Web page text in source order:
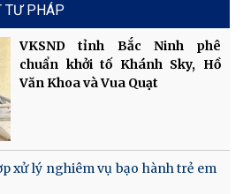
TƯ PHÁP
VKSND tỉnh Bắc Ninh phê
chuẩn khởi tố Khánh Sky, Hồ
Văn Khoa và Vua Quạt
xử lý nghiêm vụ bạo hành trẻ em